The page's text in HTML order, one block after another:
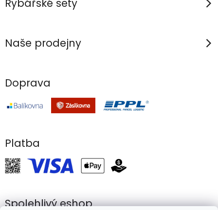
Rybářské sety
Naše prodejny
Doprava
Platba
Spolehlivý eshop